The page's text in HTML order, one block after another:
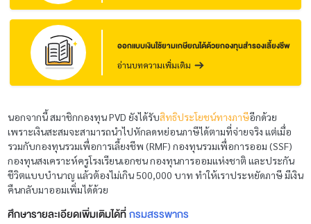
ออกแบบเงินใช้ยามเกษียณได้ด้วยกองทุนสำรองเลี้ยงชีพ
อ่านบทความเพิ่มเติม
นอกจากนี้ สมาชิกกองทุน PVD ยังได้รับสิทธิประโยชน์ทางภาษีอีกด้วย
เพราะเงินสะสมจะสามารถนำไปหักลดหย่อนภาษีได้ตามที่จ่ายจริง แต่เมื่อ
รวมกับกองทุนรวมเพื่อการเลี้ยงชีพ (RMF) กองทุนรวมเพื่อการออม (SSF)
กองทุนสงเคราะห์ครูโรงเรียนเอกชน กองทุนการออมแห่งชาติ และประกัน
ชีวิตแบบบำนาญ แล้วต้องไม่เกิน 500,000 บาท ทำให้เราประหยัดภาษี มีเงิน
คืนกลับมาออมเพิ่มได้ด้วย
ศึกษารายละเอียดเพิ่มเติมได้ที่กรมสรรพากร